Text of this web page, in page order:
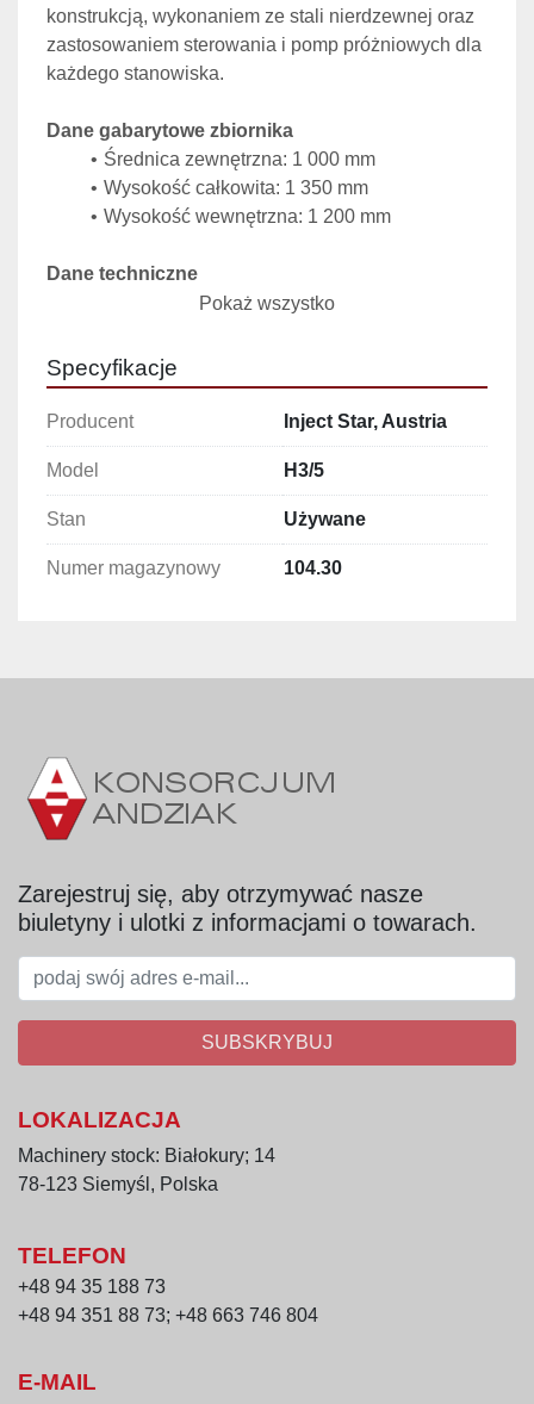
konstrukcją, wykonaniem ze stali nierdzewnej oraz
zastosowaniem sterowania i pomp próżniowych dla
każdego stanowiska.
Dane gabarytowe zbiornika
Średnica zewnętrzna: 1 000 mm
Wysokość całkowita: 1 350 mm
Wysokość wewnętrzna: 1 200 mm
Dane techniczne
Producent: Inject Star, Austria
Liczba stanowisk: 5 łoży ze sterowaniem i
pompą próżniową
Liczba zbiorników: 10 × 1 000 l
Liczba pokryw: 5
Wykonanie: nierdzewne
Najważniejsze cechy i zalety
Nierdzewna konstrukcja zapewnia
stanowiska umożliwia precyzyjne
w mięso
Pięć stanowisk zwiększa wydajność
Duże zbiorniki (1 000 l) pozwalają na
masowanie znacznych ilości surowca w
jednym cyklu
Zastosowanie
Zespół masownic Inject Star H3/5 znajduje
czerwonego i drobiowego
produkcji wędlin i wyrobów peklowanych
zakładach przetwórstwa rybnego
produkcyjnych wymagających wydajnego
masowania
Pokaż wszystko
Specyfikacje
Producent Inject Star, Austria
Model H3/5
Stan Używane
Numer magazynowy 104.30
Zarejestruj się, aby otrzymywać nasze
biuletyny i ulotki z informacjami o towarach.
SUBSKRYBUJ
LOKALIZACJA
Machinery stock: Białokury; 14
78-123 Siemyśl, Polska
TELEFON
+48 94 35 188 73
+48 94 351 88 73; +48 663 746 804
E-MAIL